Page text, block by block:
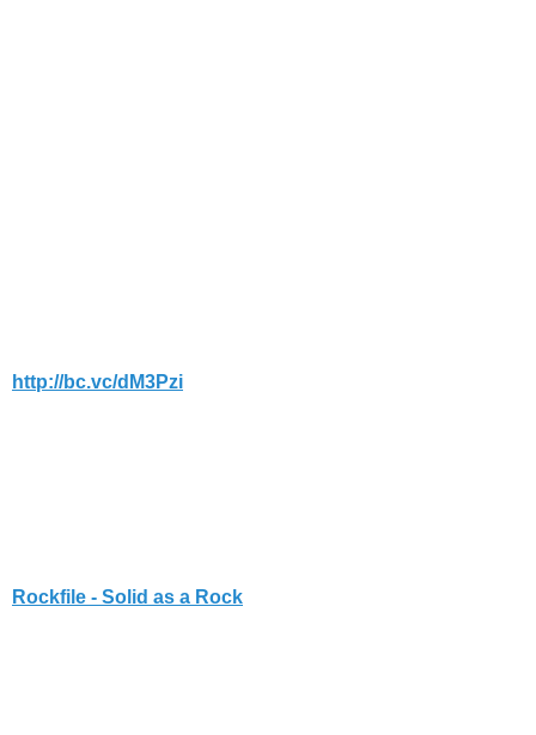
http://bc.vc/dM3Pzi
Rockfile - Solid as a Rock